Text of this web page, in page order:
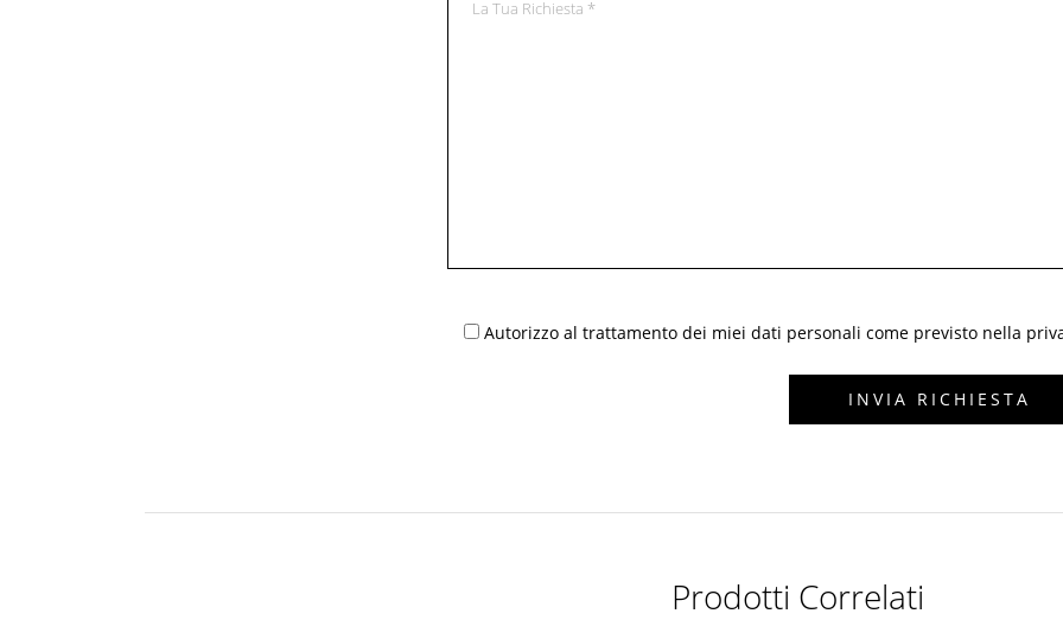
Autorizzo al trattamento dei miei dati personali come previsto nella
Prodotti Correlati